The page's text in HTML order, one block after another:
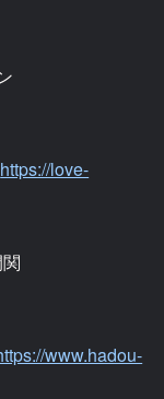
https://love-
www.hadou-